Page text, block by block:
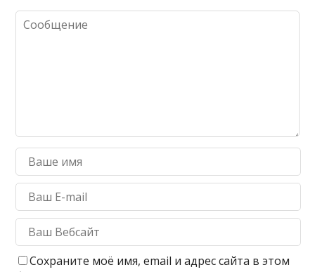
Сохраните моё имя, email и адрес сайта в этом